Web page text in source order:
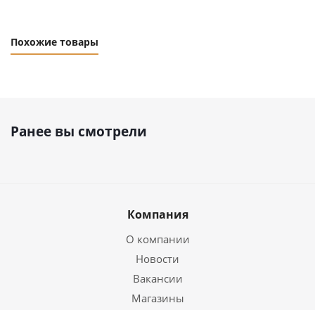
Похожие товары
Ранее вы смотрели
Компания
О компании
Новости
Вакансии
Магазины